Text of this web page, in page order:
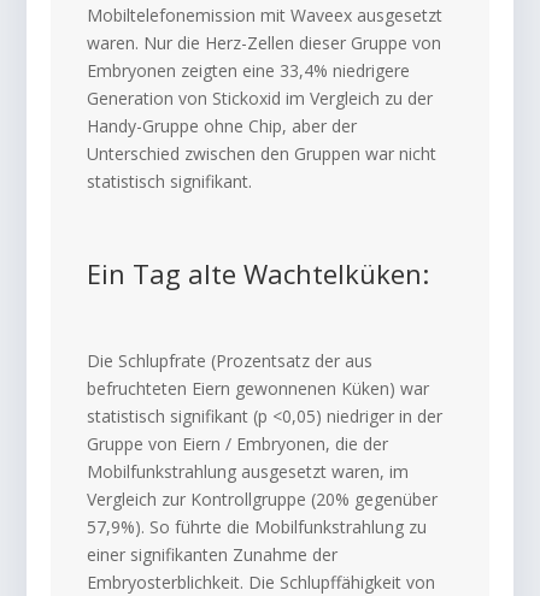
Mobiltelefonemission mit Waveex ausgesetzt
waren. Nur die Herz-Zellen dieser Gruppe von
Embryonen zeigten eine 33,4% niedrigere
Generation von Stickoxid im Vergleich zu der
Handy-Gruppe ohne Chip, aber der
Unterschied zwischen den Gruppen war nicht
statistisch signifikant.
Ein Tag alte Wachtelküken:
Die Schlupfrate (Prozentsatz der aus
befruchteten Eiern gewonnenen Küken) war
statistisch signifikant (p <0,05) niedriger in der
Gruppe von Eiern / Embryonen, die der
Mobilfunkstrahlung ausgesetzt waren, im
Vergleich zur Kontrollgruppe (20% gegenüber
57,9%). So führte die Mobilfunkstrahlung zu
einer signifikanten Zunahme der
Embryosterblichkeit. Die Schlupffähigkeit von